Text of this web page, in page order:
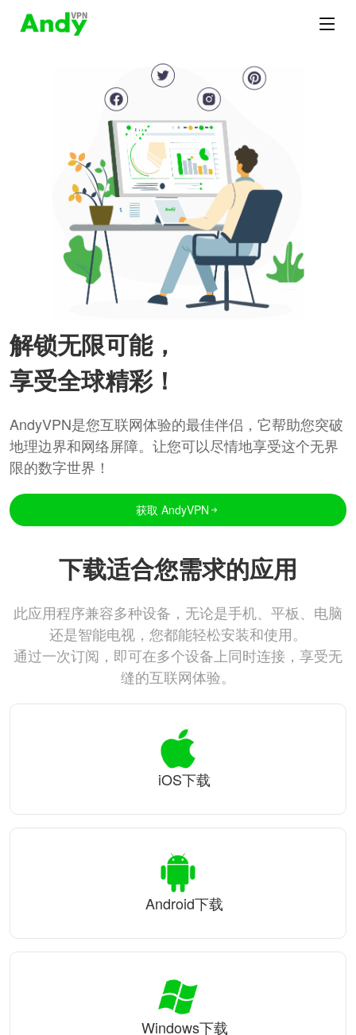
解锁无限可能，
享受全球精彩！
AndyVPN是您互联网体验的最佳伴侣，它帮助您突破
地理边界和网络屏障。让您可以尽情地享受这个无界
限的数字世界！
获取 AndyVPN
下载适合您需求的应用
此应用程序兼容多种设备，无论是手机、平板、电脑
还是智能电视，您都能轻松安装和使用。
通过一次订阅，即可在多个设备上同时连接，享受无
缝的互联网体验。
iOS下载
Android下载
Windows下载